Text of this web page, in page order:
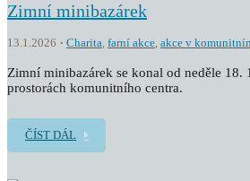
Zimní minibazárek
13.1.2026 Charita, farní akce, akce v
Zimní minibazárek se konal od neděle 18.
prostorách komunitního centra.
ČÍST DÁL